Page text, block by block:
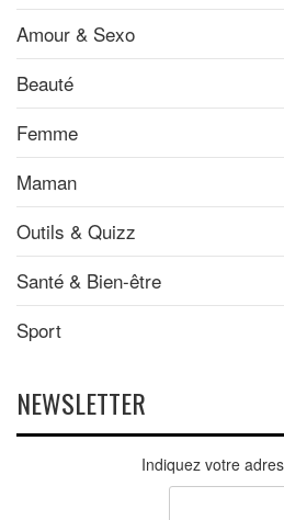
Amour & Sexo
Beauté
Femme
Maman
Outils & Quizz
Santé & Bien-être
Sport
NEWSLETTER
Indiquez votre